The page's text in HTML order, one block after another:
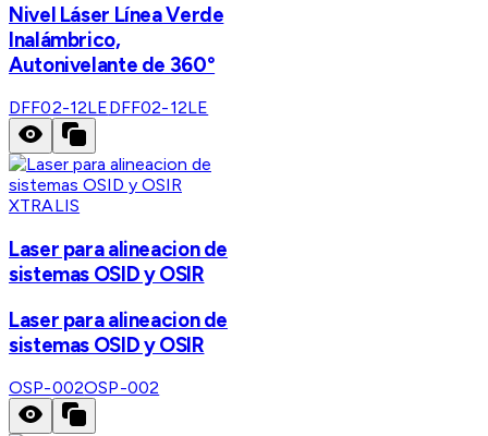
Nivel Láser Línea Verde
Inalámbrico,
Autonivelante de 360°
DFF02-12LEDFF02-12LE
XTRALIS
Laser para alineacion de
sistemas OSID y OSIR
Laser para alineacion de
sistemas OSID y OSIR
OSP-002OSP-002